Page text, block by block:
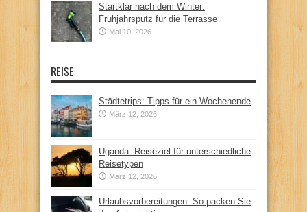
Startklar nach dem Winter:
Frühjahrsputz für die Terrasse
Mai 10, 2026
REISE
Städtetrips: Tipps für ein Wochenende
März 12, 2026
Uganda: Reiseziel für unterschiedliche
Reisetypen
März 12, 2026
Urlaubsvorbereitungen: So packen Sie